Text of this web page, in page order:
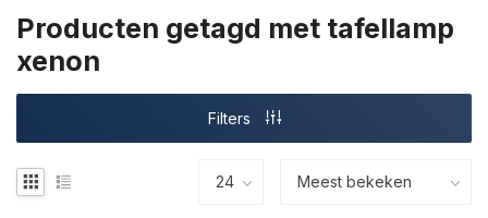
Producten getagd met tafellamp
xenon
Filters